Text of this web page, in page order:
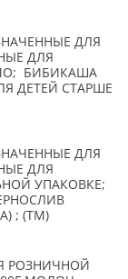
ДЛЯ
ДЛЯ
БИБИКАША
ДЕТЕЙ СТАРШЕ
ДЛЯ
ДЛЯ
УПАКОВКЕ;
; (TM)
РОЗНИЧНОЙ